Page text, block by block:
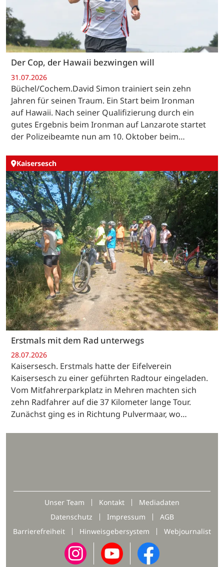
Der Cop, der Hawaii bezwingen will
31.07.2026
Büchel/Cochem.David Simon trainiert sein zehn
Jahren für seinen Traum. Ein Start beim Ironman
auf Hawaii. Nach seiner Qualifizierung durch ein
gutes Ergebnis beim Ironman auf Lanzarote startet
der Polizeibeamte nun am 10. Oktober beim…
Kaisersesch
Erstmals mit dem Rad unterwegs
28.07.2026
Kaisersesch. Erstmals hatte der Eifelverein
Kaisersesch zu einer geführten Radtour eingeladen.
Vom Mitfahrerparkplatz in Mehren machten sich
zehn Radfahrer auf die 37 Kilometer lange Tour.
Zunächst ging es in Richtung Pulvermaar, wo…
Unser Team Kontakt
Mediadaten
Datenschutz
Impressum
AGB
Barrierefreiheit
Hinweisgebersystem Webjournalist